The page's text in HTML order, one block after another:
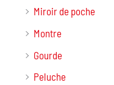
Miroir de poche
Montre
Gourde
Peluche